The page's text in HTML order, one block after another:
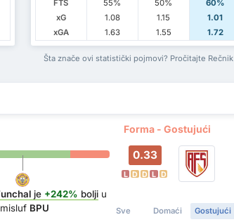
FTS
55% 50%
60%
xG
1.08 1.15
1.01
xGA
1.63 1.55 1.72
Šta znače ovi statistički pojmovi? Pročitajte Rečnik
Forma - Gostujući
je +242% bolji u
BPU
0.33
L D D L D
Sve Domaći Gostujući